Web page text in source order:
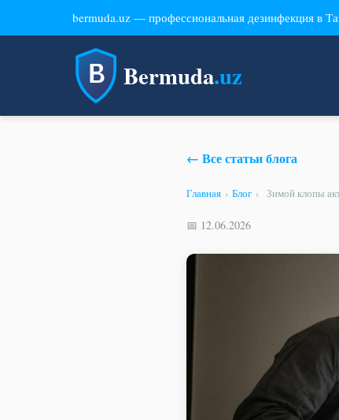
bermuda.uz — профессиональная дезинфекция в
Bermuda.uz
← Все статьи блога
Главная › Блог › Зимой клопы
📅 12.06.2026